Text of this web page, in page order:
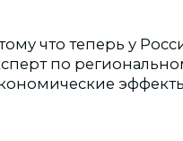
что теперь у
по